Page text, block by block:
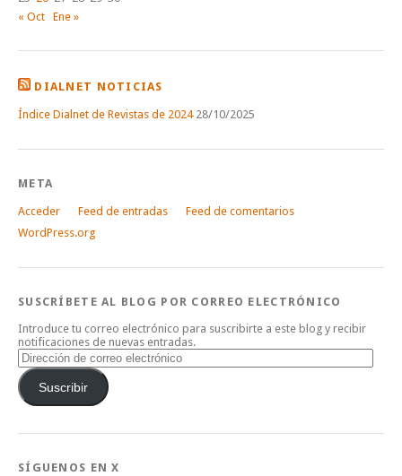
« Oct Ene »
DIALNET NOTICIAS
Índice Dialnet de Revistas de 2024 28/10/2025
META
Acceder Feed de entradas
Feed de comentarios
WordPress.org
SUSCRÍBETE AL BLOG POR CORREO ELECTRÓNICO
Introduce tu correo electrónico para suscribirte a este blog y recibir
notificaciones de nuevas entradas.
Dirección
de
correo
electrónico
Suscribir
SÍGUENOS EN X